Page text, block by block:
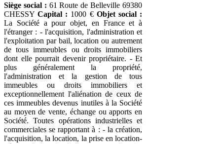
Siège social : 61 Route de Belleville 69380
CHESSYCapital : 1000 € Objet social :
La Société a pour objet, en France et à
l'étranger : - l'acquisition, l'administration et
l'exploitation par bail, location ou autrement
de tous immeubles ou droits immobiliers
dont elle pourrait devenir propriétaire. - Et
plus généralement la propriété,
l'administration et la gestion de tous
immeubles ou droits immobiliers et
exceptionnellement l'aliénation de ceux de
ces immeubles devenus inutiles à la Société
au moyen de vente, échange ou apports en
Société. Toutes opérations industrielles et
commerciales se rapportant à : - la création,
l'acquisition, la location, la prise en location-